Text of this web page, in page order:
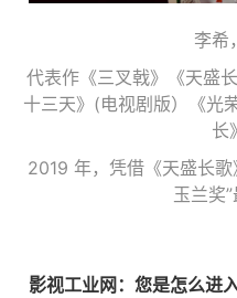
李希
代表作《三叉戟》《天盛
十三天》(电视剧版）《光
长
2019 年，凭借《天盛长
玉兰奖”
影视工业网：您是怎么进